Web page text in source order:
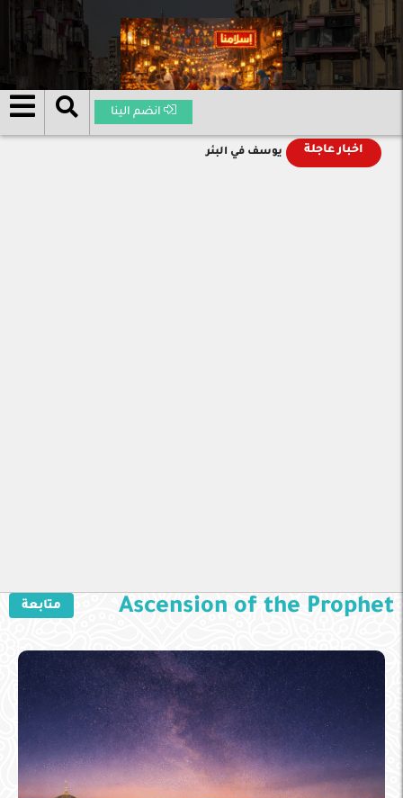
انضم الينا
اخبار عاجلة يوسف في البئر
Ascension of the Prophet متابعة